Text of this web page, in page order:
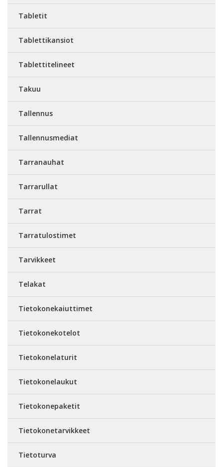
Tabletit
Tablettikansiot
Tablettitelineet
Takuu
Tallennus
Tallennusmediat
Tarranauhat
Tarrarullat
Tarrat
Tarratulostimet
Tarvikkeet
Telakat
Tietokonekaiuttimet
Tietokonekotelot
Tietokonelaturit
Tietokonelaukut
Tietokonepaketit
Tietokonetarvikkeet
Tietoturva